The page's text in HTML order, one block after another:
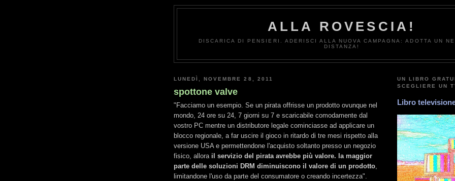
ALLA ROVESCIA!
DISCARICA DI PENSIERI. ADERISCI ALLA NUOVA CAMPAGNA: ADOTTA UN
DISTANZA!
LUNEDÌ, NOVEMBRE 28, 2011
spottone valve
"Facciamo un esempio. Se un pirata offrisse un prodotto ovunque nel
mondo, 24 ore su 24, 7 giorni su 7 e scaricabile comodamente dal
vostro PC mentre un distributore legale cominciasse ad applicare un
blocco regionale, a far uscire il gioco in ritardo di tre mesi rispetto alla
versione USA e permettendone l'acquisto soltanto presso un negozio
fisico, allorail servizio del pirata avrebbe più valore. la maggior
parte delle soluzioni DRM diminuiscono il valore di un prodotto,
limitandone l'uso da parte del consumatore o creando incertezza".
UN LIBRO
SCEGLIERE UN
Libro